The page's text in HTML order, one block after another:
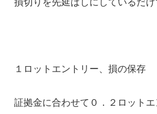
１ロットエントリー、損の保存
証拠金に合わせて０．２ロット